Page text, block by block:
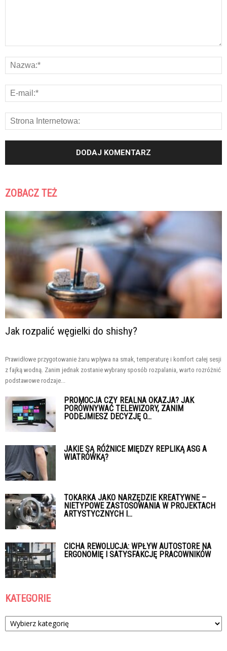
ZOBACZ TEŻ
Jak rozpalić węgielki do shishy?
Prawidłowe przygotowanie żaru wpływa na smak, temperaturę i komfort całej sesji
z fajką wodną. Zanim jednak zostanie wybrany sposób rozpalania, warto rozróżnić
podstawowe rodzaje...
PROMOCJA CZY REALNA OKAZJA? JAK
PORÓWNYWAĆ TELEWIZORY, ZANIM
PODEJMIESZ DECYZJĘ O...
JAKIE SĄ RÓŻNICE MIĘDZY REPLIKĄ ASG A
WIATRÓWKĄ?
TOKARKA JAKO NARZĘDZIE KREATYWNE –
NIETYPOWE ZASTOSOWANIA W PROJEKTACH
ARTYSTYCZNYCH I...
CICHA REWOLUCJA: WPŁYW AUTOSTORE NA
ERGONOMIĘ I SATYSFAKCJĘ PRACOWNIKÓW
KATEGORIE
Kategorie